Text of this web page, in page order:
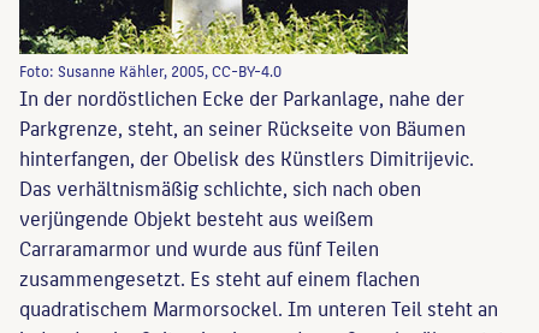
Foto: Susanne Kähler, 2005, CC-BY-4.0
In der nordöstlichen Ecke der Parkanlage, nahe der
Parkgrenze, steht, an seiner Rückseite von Bäumen
hinterfangen, der Obelisk des Künstlers Dimitrijevic.
Das verhältnismäßig schlichte, sich nach oben
verjüngende Objekt besteht aus weißem
Carraramarmor und wurde aus fünf Teilen
zusammengesetzt. Es steht auf einem flachen
quadratischem Marmorsockel. Im unteren Teil steht an